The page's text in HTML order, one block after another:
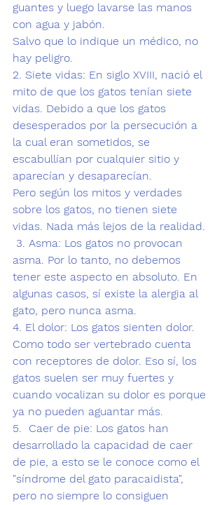
guantes y luego lavarse las manos
con agua y jabón.
Salvo que lo indique un médico, no
hay peligro.
2. Siete vidas: En siglo XVIII, nació el
mito de que los gatos tenían siete
vidas. Debido a que los gatos
desesperados por la persecución a
la cual eran sometidos, se
escabullían por cualquier sitio y
aparecían y desaparecían.
Pero según los mitos y verdades
sobre los gatos, no tienen siete
vidas. Nada más lejos de la realidad.
3. Asma: Los gatos no provocan
asma. Por lo tanto, no debemos
tener este aspecto en absoluto. En
algunas casos, sí existe la alergia al
gato, pero nunca asma.
4. El dolor: Los gatos sienten dolor.
Como todo ser vertebrado cuenta
con receptores de dolor. Eso sí, los
gatos suelen ser muy fuertes y
cuando vocalizan su dolor es porque
ya no pueden aguantar más.
5.  Caer de pie: Los gatos han
desarrollado la capacidad de caer
de pie, a esto se le conoce como el
"síndrome del gato paracaidista",
pero no siempre lo consiguen